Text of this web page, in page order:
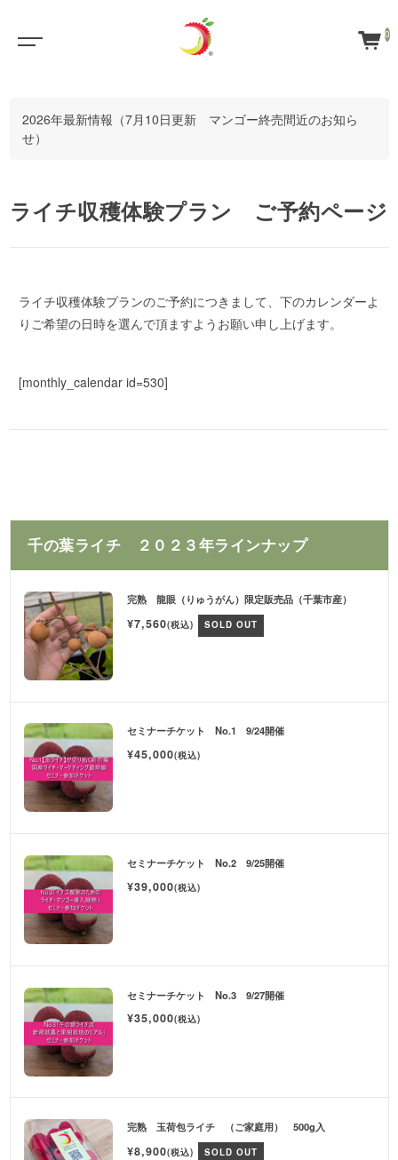
0
2026年最新情報（7月10日更新 マンゴー終売間近のお知ら
せ）
ライチ収穫体験プラン ご予約ページ
ライチ収穫体験プランのご予約につきまして、下のカレンダーよ
りご希望の日時を選んで頂ますようお願い申し上げます。
[monthly_calendar id=530]
千の葉ライチ ２０２３年ラインナップ
完熟 龍眼（りゅうがん）限定販売品（千葉市産）
¥7,560(税込) SOLD OUT
セミナーチケット No.1 9/24開催
¥45,000(税込)
セミナーチケット No.2 9/25開催
¥39,000(税込)
セミナーチケット No.3 9/27開催
¥35,000(税込)
完熟 玉荷包ライチ （ご家庭用） 500g入
¥8,900(税込) SOLD OUT